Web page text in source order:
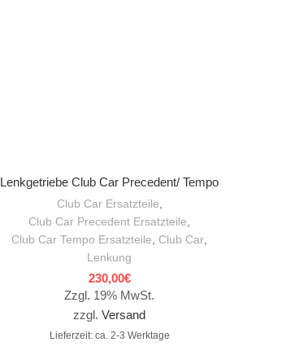
Lenkgetriebe Club Car Precedent/ Tempo
Club Car Ersatzteile
Club Car Precedent Ersatzteile
Club Car Tempo Ersatzteile
Club Car
Lenkung
230,00€
Zzgl. 19% MwSt.
zzgl. Versand
Lieferzeit: ca. 2-3 Werktage